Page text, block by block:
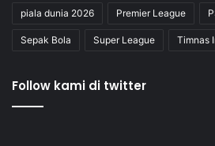
piala dunia 2026 Premier League
Sepak Bola Super League Timnas
Follow kami di twitter